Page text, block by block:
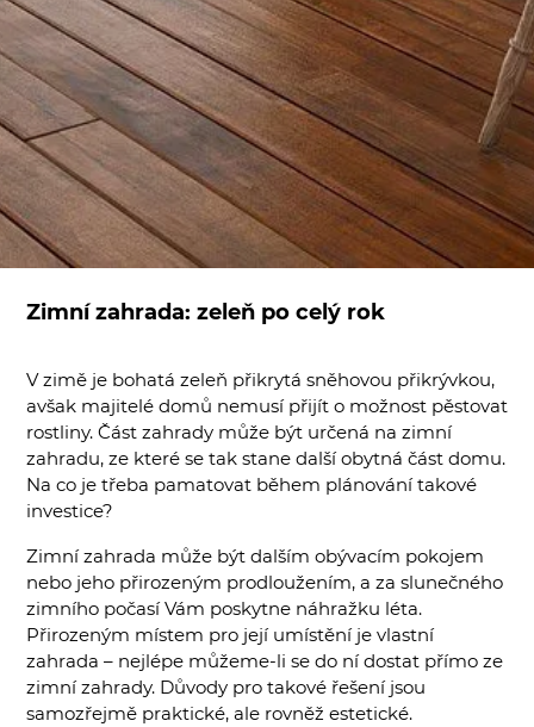
Zimní zahrada: zeleň po celý rok
V zimě je bohatá zeleň přikrytá sněhovou přikrývkou,
avšak majitelé domů nemusí přijít o možnost pěstovat
rostliny. Část zahrady může být určená na zimní
zahradu, ze které se tak stane další obytná část domu.
Na co je třeba pamatovat během plánování takové
investice?
Zimní zahrada může být dalším obývacím pokojem
nebo jeho přirozeným prodloužením, a za slunečného
zimního počasí Vám poskytne náhražku léta.
Přirozeným místem pro její umístění je vlastní
zahrada – nejlépe můžeme-li se do ní dostat přímo ze
zimní zahrady. Důvody pro takové řešení jsou
samozřejmě praktické, ale rovněž estetické.